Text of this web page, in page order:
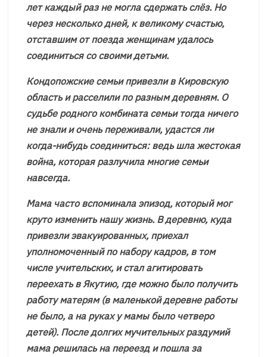
лет каждый раз не могла сдержать слёз. Но
через несколько дней, к великому счастью,
отставшим от поезда женщинам удалось
соединиться со своими детьми.
Кондопожские семьи привезли в Кировскую
область и расселили по разным деревням. О
судьбе родного комбината семьи тогда ничего
не знали и очень переживали, удастся ли
когда-нибудь соединиться: ведь шла жестокая
война, которая разлучила многие семьи
навсегда.
Мама часто вспоминала эпизод, который мог
круто изменить нашу жизнь. В деревню, куда
привезли эвакуированных, приехал
уполномоченный по набору кадров, в том
числе учительских, и стал агитировать
переехать в Якутию, где можно было получить
работу матерям (в маленькой деревне работы
не было, а на руках у мамы было четверо
детей). После долгих мучительных раздумий
мама решилась на переезд и пошла за